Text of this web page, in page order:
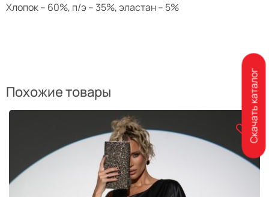
Хлопок – 60%, п/э – 35%, эластан – 5%
Похожие товары Скачать каталог